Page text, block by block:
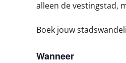
alleen de vestingstad,
Boek jouw
Wanneer